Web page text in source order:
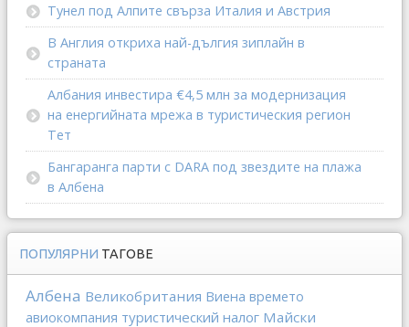
Тунел под Алпите свърза Италия и Австрия
В Англия откриха най-дългия зиплайн в
страната
Албания инвестира €4,5 млн за модернизация
на енергийната мрежа в туристическия регион
Тет
Бангаранга парти с DARA под звездите на плажа
в Албена
ПОПУЛЯРНИ ТАГОВЕ
Албена Великобритания Виена времето
авиокомпания туристический налог Майски